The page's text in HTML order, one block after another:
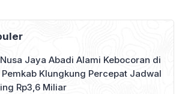
TK Widia
Nusa Jaya Abadi Alami Kebocoran di
Pemkab Klungkung Percepat Jadwal
Rp3,6 Miliar